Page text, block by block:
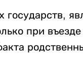
государств,
при